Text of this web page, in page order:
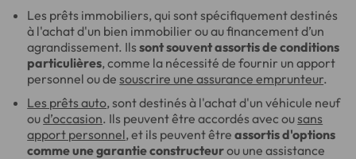
Les prêts immobiliers, qui sont spécifiquement destinés
à l'achat d'un bien immobilier ou au financement d’un
agrandissement. Ilssont souvent assortis de conditions
particulières, comme la nécessité de fournir un apport
personnel ou desouscrire une assurance emprunteur.
Les prêts auto, sont destinés à l'achat d'un véhicule neuf
oud’occasion. Ils peuvent être accordés avec ousans
apport personnel, et ils peuvent êtreassortis d'options
comme une garantie constructeurou une assistance